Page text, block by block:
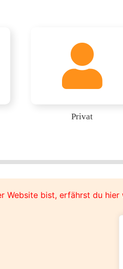
Privat
Website bist, erfährst du